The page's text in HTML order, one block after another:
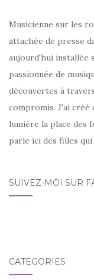
Musicienne sur les
attachée de presse
aujourd'hui installée
passionnée de
découvertes à
compromis. J'ai créé
lumière la place des
parle ici des filles
SUIVEZ-MOI SUR
CATÉGORIES